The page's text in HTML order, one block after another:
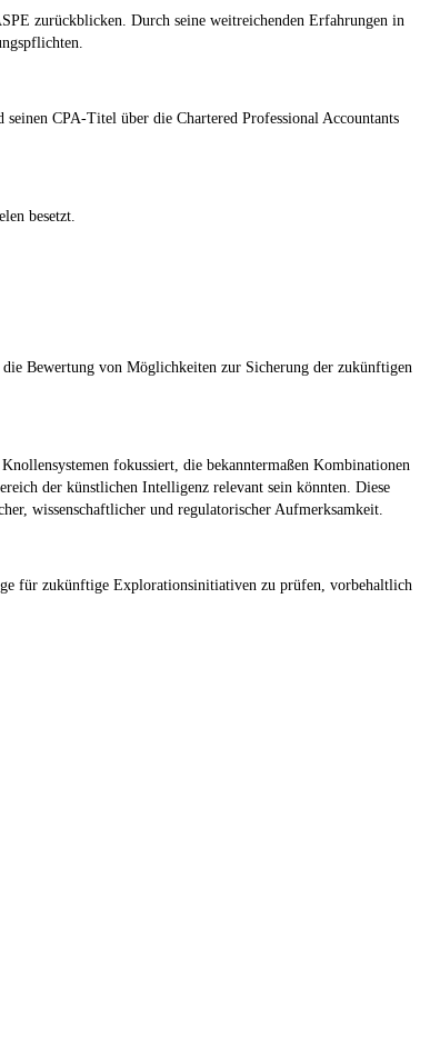
zurückblicken. Durch seine weitreichenden Erfahrungen in
CPA-Titel über die Chartered Professional Accountants
besetzt.
Bewertung von Möglichkeiten zur Sicherung der zukünftigen
fokussiert, die bekanntermaßen Kombinationen
der künstlichen Intelligenz relevant sein könnten. Diese
wissenschaftlicher und regulatorischer Aufmerksamkeit.
für zukünftige Explorationsinitiativen zu prüfen, vorbehaltlich